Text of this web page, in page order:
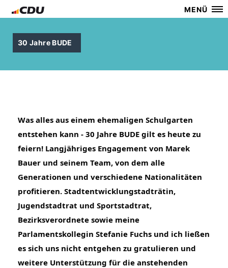
MENÜ
30 Jahre BUDE
Was alles aus einem ehemaligen Schulgarten
entstehen kann - 30 Jahre BUDE gilt es heute zu
feiern! Langjähriges Engagement von Marek
Bauer und seinem Team, von dem alle
Generationen und verschiedene Nationalitäten
profitieren. Stadtentwicklungstadträtin,
Jugendstadtrat und Sportstadtrat,
Bezirksverordnete sowie meine
Parlamentskollegin Stefanie Fuchs und ich ließen
es sich uns nicht entgehen zu gratulieren und
weitere Unterstützung für die anstehenden